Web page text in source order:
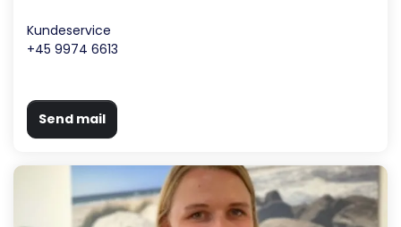
Kundeservice
+45 9974 6613
Send mail